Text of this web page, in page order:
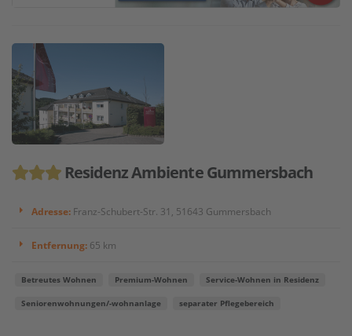
Residenz Ambiente Gummersbach
Adresse: Franz-Schubert-Str. 31, 51643 Gummersbach
Entfernung: 65 km
Betreutes Wohnen Premium-Wohnen Service-Wohnen in Residenz
Seniorenwohnungen/-wohnanlage separater Pflegebereich